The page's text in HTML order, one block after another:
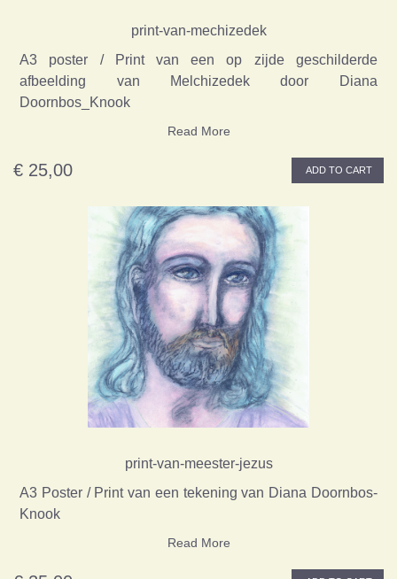
print-van-mechizedek
A3 poster / Print van een op zijde geschilderde
afbeelding van Melchizedek door Diana
Doornbos_Knook
Read More
€ 25,00 ADD TO CART
print-van-meester-jezus
A3 Poster / Print van een tekening van Diana Doornbos-
Knook
Read More